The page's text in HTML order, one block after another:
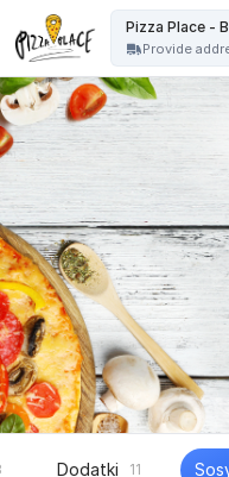
Pizza Place -
Provide
Dodatki 11